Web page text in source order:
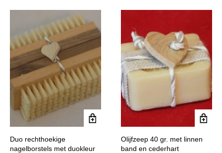
Duo rechthoekige
nagelborstels met duokleur
Olijfzeep 40 gr. met linnen
band en cederhart